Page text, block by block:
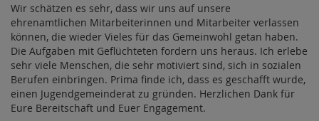
Wir schätzen es sehr, dass wir uns auf unsere
ehrenamtlichen Mitarbeiterinnen und Mitarbeiter verlassen
können, die wieder Vieles für das Gemeinwohl getan haben.
Die Aufgaben mit Geflüchteten fordern uns heraus. Ich erlebe
sehr viele Menschen, die sehr motiviert sind, sich in sozialen
Berufen einbringen. Prima finde ich, dass es geschafft wurde,
einen Jugendgemeinderat zu gründen. Herzlichen Dank für
Eure Bereitschaft und Euer Engagement.